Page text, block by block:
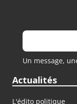
Un message,
Actualités
L'édito politique